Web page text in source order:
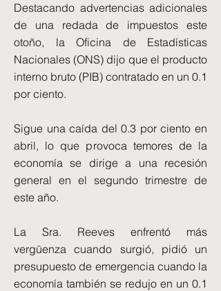
Destacando advertencias adicionales
de una redada de impuestos este
otoño, la Oficina de Estadísticas
Nacionales (ONS) dijo que el producto
interno bruto (PIB) contratado en un 0.1
por ciento.
Sigue una caída del 0.3 por ciento en
abril, lo que provoca temores de la
economía se dirige a una recesión
general en el segundo trimestre de
este año.
La Sra. Reeves enfrentó más
vergüenza cuando surgió, pidió un
presupuesto de emergencia cuando la
economía también se redujo en un 0.1